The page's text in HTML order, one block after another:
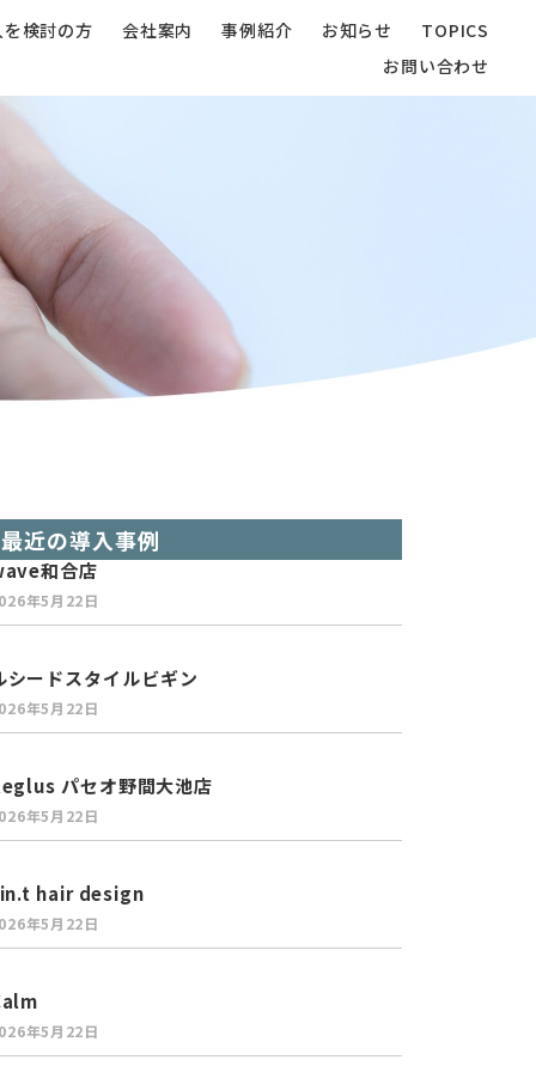
検討の方 会社案内 事例紹介 お知らせ
TOPICS
お問い合わせ
最近の導入事例
和合店
年5月22日
シードスタイルビギン
年5月22日
パセオ野間大池店
年5月22日
hair design
年5月22日
年5月22日